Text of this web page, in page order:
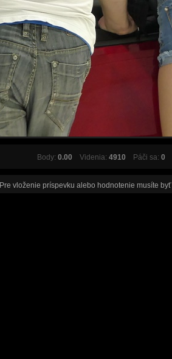
Body: 0.00 Videnia: 4910 Páči sa: 0
Pre vloženie príspevku alebo hodnotenie musíte byť